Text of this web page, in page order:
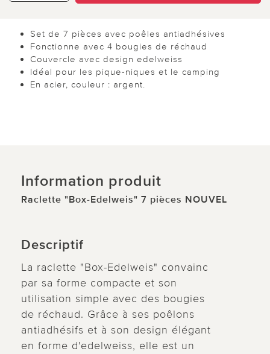
Set de 7 pièces avec poêles antiadhésives
Fonctionne avec 4 bougies de réchaud
Couvercle avec design edelweiss
Idéal pour les pique-niques et le camping
En acier, couleur : argent.
Information produit
Raclette "Box-Edelweis" 7 pièces NOUVEL
Descriptif
La raclette "Box-Edelweis" convainc
par sa forme compacte et son
utilisation simple avec des bougies
de réchaud. Grâce à ses poêlons
antiadhésifs et à son design élégant
en forme d'edelweiss, elle est un